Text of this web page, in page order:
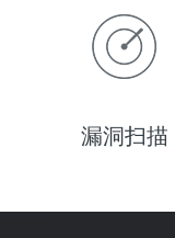
漏洞扫描